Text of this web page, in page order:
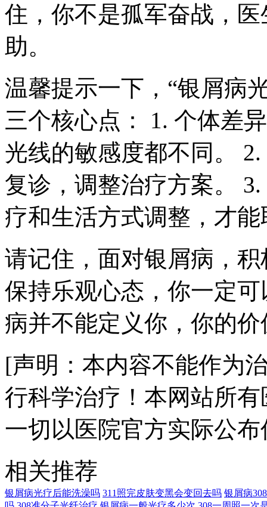
住，你不是孤军奋战，
助。
温馨提示一下，“银屑病
三个核心点： 1. 个体差
光线的敏感度都不同。
复诊，调整治疗方案。
疗和生活方式调整，才
请记住，面对银屑病，
保持乐观心态，你一定
病并不能定义你，你的
[声明：本内容不能作为
行科学治疗！本网站所
一切以医院官方实际公
相关推荐
银屑病光疗后能洗澡吗 311照完皮肤变黑会变回去吗 银屑病